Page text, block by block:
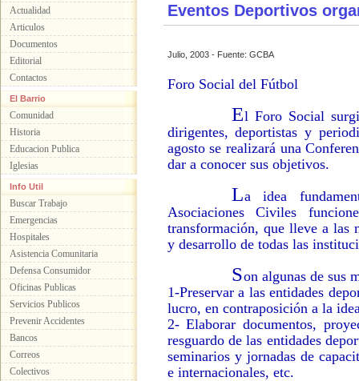
Actualidad
Articulos
Documentos
Editorial
Contactos
El Barrio
Comunidad
Historia
Educacion Publica
Iglesias
Info Util
Buscar Trabajo
Emergencias
Hospitales
Asistencia Comunitaria
Defensa Consumidor
Oficinas Publicas
Servicios Publicos
Prevenir Accidentes
Bancos
Correos
Colectivos
Eventos Deportivos
Julio, 2003 - Fuente: GCBA
Foro Social del Fútbol
El Foro Social
dirigentes, deportistas y
agosto se realizará una
dar a conocer sus objetivos.
La idea
Asociaciones Civiles
transformación, que lleve a las
y desarrollo de todas las
Son algunas de sus
1-Preservar a las entidades
lucro, en contraposición a la
2- Elaborar documentos,
resguardo de las entidades
seminarios y jornadas de
e internacionales, etc.